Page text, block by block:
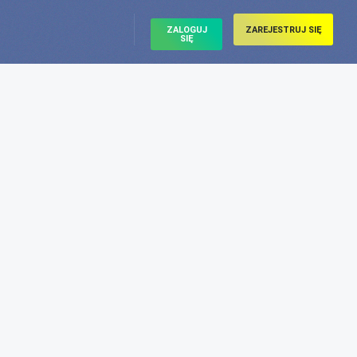
ZALOGUJ
SIĘ
ZAREJESTRUJ SIĘ